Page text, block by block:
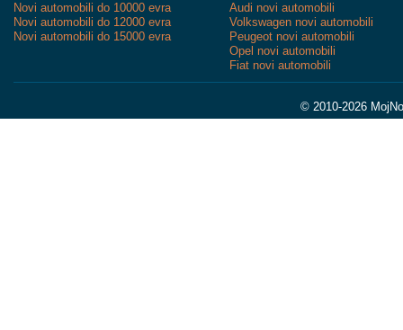
Novi automobili do 10000 evra
Novi automobili do 12000 evra
Novi automobili do 15000 evra
Audi novi automobili
Volkswagen novi automobili
Peugeot novi automobili
Opel novi automobili
Fiat novi automobili
© 2010-2026